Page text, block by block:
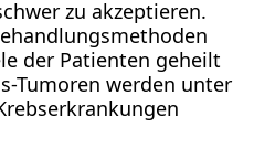
zu akzeptieren.
der Patienten geheilt
Tumoren werden unter